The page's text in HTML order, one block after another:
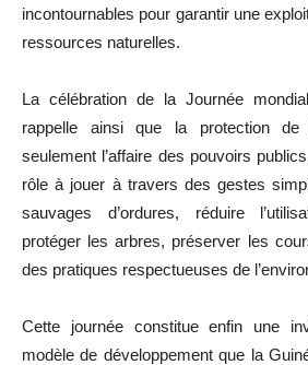
incontournables pour garantir une
ressources naturelles.
La célébration de la Journée
rappelle ainsi que la protection
seulement l’affaire des pouvoirs
rôle à jouer à travers des gestes
sauvages d’ordures, réduire
protéger les arbres, préserver les
des pratiques respectueuses de
Cette journée constitue enfin une
modèle de développement que la